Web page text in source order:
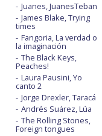
Juanes, JuanesTeban
James Blake, Trying
times
Fangoria, La verdad o
la imaginación
The Black Keys,
Peaches!
Laura Pausini, Yo
canto 2
Jorge Drexler, Taracá
Andrés Suárez, Lúa
The Rolling Stones,
Foreign tongues